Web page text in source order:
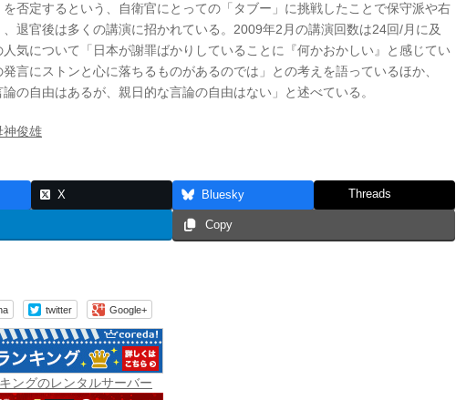
を否定するという、自衛官にとっての「タブー」に挑戦したことで保守派や右
退官後は多くの講演に招かれている。2009年2月の講演回数は24回/月に及
気について「日本が謝罪ばかりしていることに『何かおかしい』と感じてい
言にストンと心に落ちるものがあるのでは」との考えを語っているほか、
論の自由はあるが、親日的な言論の自由はない」と述べている。
神俊雄
X Bluesky Threads
Copy
twitter Google+
ングのレンタルサーバー